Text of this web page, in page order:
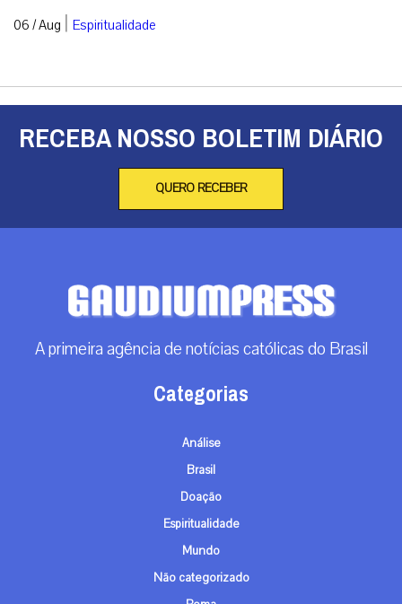
06 / Aug | Espiritualidade
RECEBA NOSSO BOLETIM DIÁRIO
QUERO RECEBER
A primeira agência de notícias católicas do Brasil
Categorias
Análise
Brasil
Doação
Espiritualidade
Mundo
Não categorizado